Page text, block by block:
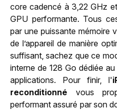
core cadencé à 3,22 GHz
GPU performante. Tous
par une puissante mémoire
de l’appareil de manière
suffisant, sachez que ce
interne de 128 Go dédiée
applications. Pour finir, l'
reconditionné vous
performant assuré par son